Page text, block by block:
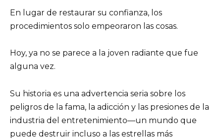
En lugar de restaurar su confianza, los
procedimientos solo empeoraron las cosas.
Hoy, ya no se parece a la joven radiante que fue
alguna vez.
Su historia es una advertencia seria sobre los
peligros de la fama, la adicción y las presiones de la
industria del entretenimiento—un mundo que
puede destruir incluso a las estrellas más